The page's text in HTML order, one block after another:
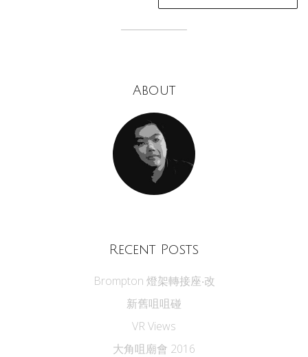
About
Recent Posts
Brompton 燈架轉接座‧改
新舊咀咀碰
VR Views
大角咀廟會 2016